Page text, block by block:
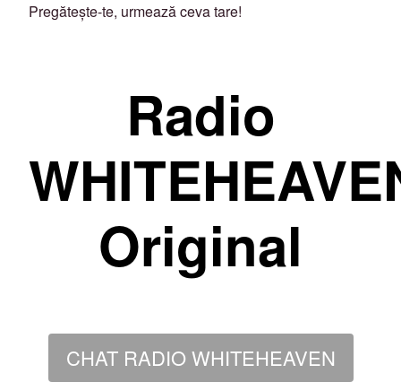
Pregătește-te, urmează ceva tare!
Radio
Original
CHAT RADIO WHITEHEAVEN